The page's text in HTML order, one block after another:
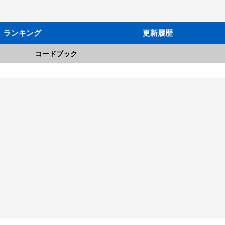
ランキング 更新履歴
コードブック